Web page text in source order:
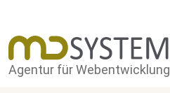
Agentur für Webentwicklung